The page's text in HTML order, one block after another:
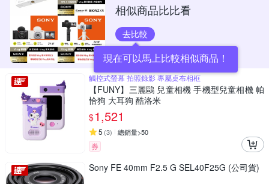
相似商品比比看
去比較
現在可以馬上比較相似商品！
觸控式螢幕 拍照錄影 專屬桌布相框
【FUNY】三麗鷗 兒童相機 手機型兒童相機 帕
恰狗 大耳狗 酷洛米
$1,521
5 (3) 總銷量>50
券
Sony FE 40mm F2.5 G SEL40F25G (公司貨)